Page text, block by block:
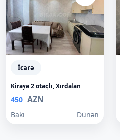
İcarə
Kirayə 2 otaqlı, Xırdalan
450 AZN
Bakı Dünən